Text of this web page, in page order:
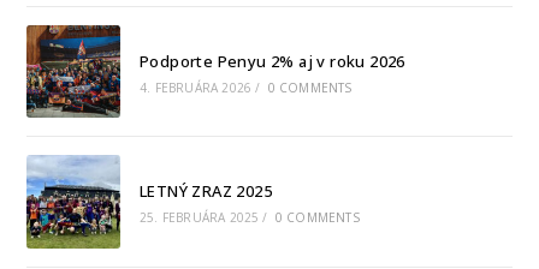
Podporte Penyu 2% aj v roku 2026
4. FEBRUÁRA 2026 / 0 COMMENTS
LETNÝ ZRAZ 2025
25. FEBRUÁRA 2025 / 0 COMMENTS